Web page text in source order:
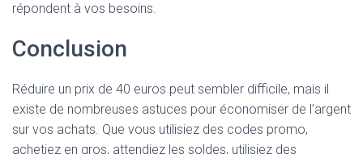
répondent à vos besoins.
Conclusion
Réduire un prix de 40 euros peut sembler difficile, mais il
existe de nombreuses astuces pour économiser de l’argent
sur vos achats. Que vous utilisiez des codes promo,
achetiez en gros, attendiez les soldes, utilisiez des